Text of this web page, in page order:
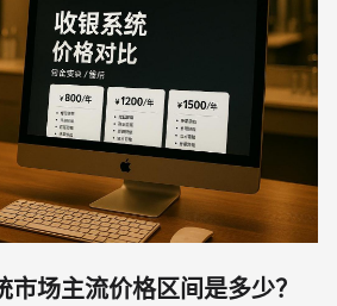
场主流价格区间是多少？